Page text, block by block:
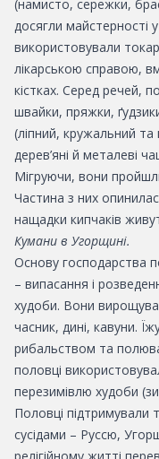
(намисто, сережки,
досягли майстерності
використовували
лікарською справою,
кістках. Серед речей,
швайки, пряжки,
(ліпний, кружальний
дерев’яні й металеві
Мігруючи, вони
Частина з них
нащадки кипчаків
Кумани в Угорщині.
Основу господарства
– випасання і
худоби. Вони
часник, дині, кавуни.
рибальством та
половці
перезимівлю худоби
Половці підтримували
сусідами – Руссю,